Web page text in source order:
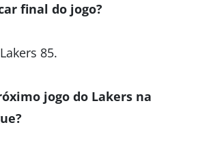
final do jogo?
85.
jogo do Lakers na